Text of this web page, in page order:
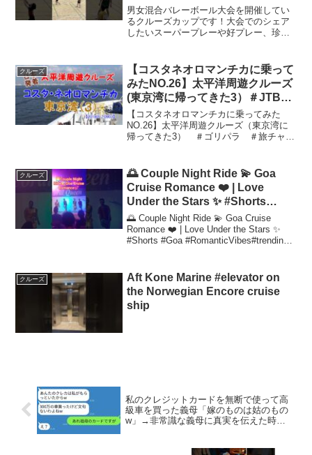
プ】#shorts#バレーボール#混合
バレーボール
男女混合バレーボール大会を開催してい
るクルーズカップです！大会でのシェア
したいスーパープレーや好プレー、珍プ
【チャンネル登録はこちらから】クルー
ズカップInstgram...
クルーズ
【コスタネオロマンチカに乗って
みたNO.26】太平洋周遊クルーズ
(東京湾に帰ってきた3）＃JTB
＃阪急交通社 ＃トラピックス
＃ごりチャン ＃クラブツーリズ
ム ＃日本旅行 ＃羽田空港 ＃
【コスタネオロマンチカに乗ってみた
NO.26】太平洋周遊クルーズ（東京湾に
帰ってきた3） ＃ゴリパラ ＃旅チャン
クルーズ
🌅 Couple Night Ride 💫 Goa
Cruise Romance ❤️ | Love
Under the Stars ✨ #Shorts
#Goa #RomanticVibes
🌅 Couple Night Ride 💫 Goa Cruise
Romance ❤️ | Love Under the Stars ✨
#Shorts #Goa #RomanticVibes#trending
クルーズ
Aft Kone Marine #elevator on
the Norwegian Encore cruise
ship
私のクレジットカードを無断で使って高
級車を買った義母「嫁のものは姑のもの
w」→非常識な義母に真実を伝えた時の